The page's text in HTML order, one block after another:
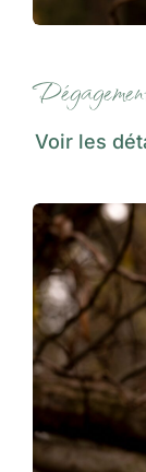
Voir les